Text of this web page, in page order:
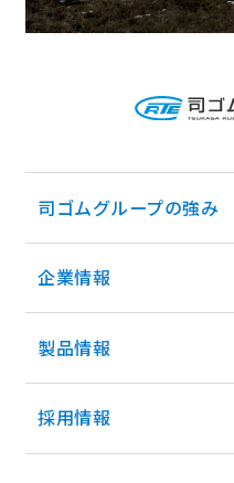
司ゴムグループの強み
司ゴムグループの強みトップ
グループの事業領域
グループネットワーク
企業情報
企業情報トップ
ご挨拶
会社概要
製品情報
製品情報トップ
採用情報